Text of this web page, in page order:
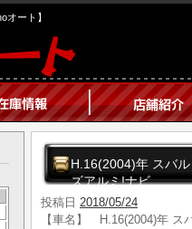
オート】
H.16(2004)年 スバ
ズアルミ!ナビ
投稿日 2018/05/24
【車名】 H.16(2004)年 ス